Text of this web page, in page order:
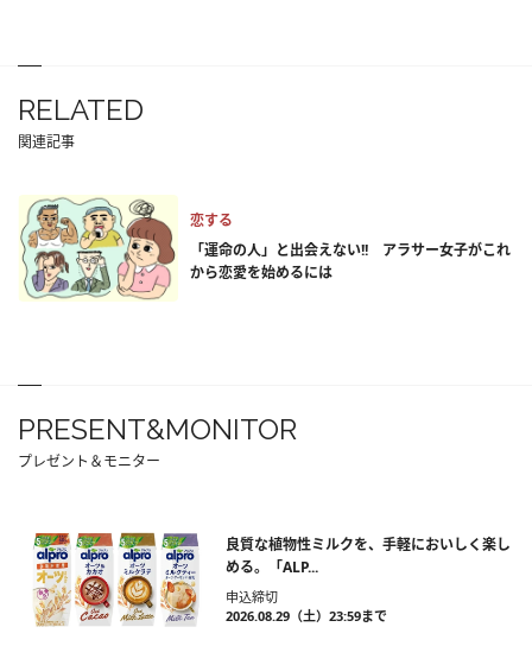
RELATED
関連記事
恋する
「運命の人」と出会えない!! アラサー女子がこれ
から恋愛を始めるには
PRESENT&MONITOR
プレゼント＆モニター
良質な植物性ミルクを、手軽においしく楽し
める。「ALP...
申込締切
2026.08.29（土）23:59まで